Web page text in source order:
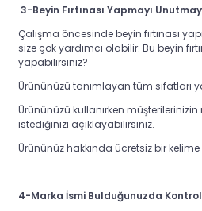
3-Beyin Fırtınası Yapmayı
Çalışma öncesinde beyin fırtınası
size çok yardımcı olabilir. Bu beyin
yapabilirsiniz?
Ürününüzü tanımlayan tüm sıfatları
Ürününüzü kullanırken
istediğinizi açıklayabilirsiniz.
Ürününüz hakkında ücretsiz bir
4-Marka İsmi Bulduğunuzda Kontrol